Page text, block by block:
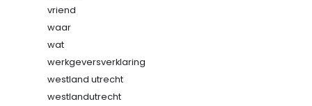
vriend
waar
wat
werkgeversverklaring
westland utrecht
westlandutrecht